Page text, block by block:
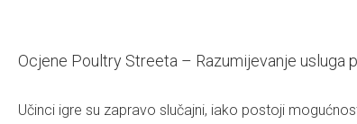
Ocjene Poultry Streeta – Razumijevanje
Učinci igre su zapravo slučajni, iako postoji